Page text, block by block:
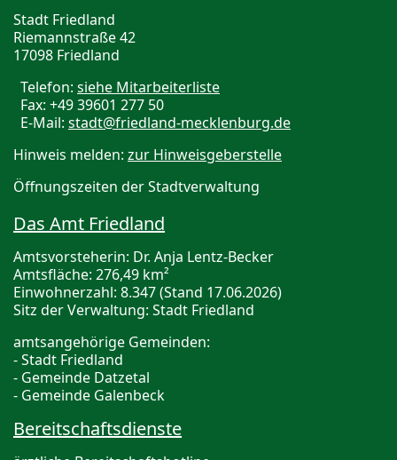
Stadt Friedland
Riemannstraße 42
17098 Friedland
Telefon: siehe Mitarbeiterliste
Fax: +49 39601 277 50
E-Mail: stadt@friedland-mecklenburg.de
Hinweis melden: zur Hinweisgeberstelle
Öffnungszeiten der Stadtverwaltung
Das Amt Friedland
Amtsvorsteherin: Dr. Anja Lentz-Becker
Amtsfläche: 276,49 km²
Einwohnerzahl: 8.347 (Stand 17.06.2026)
Sitz der Verwaltung: Stadt Friedland
amtsangehörige Gemeinden:
- Stadt Friedland
- Gemeinde Datzetal
- Gemeinde Galenbeck
Bereitschaftsdienste